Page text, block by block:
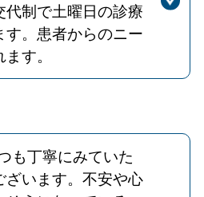
制で土曜日の診療
す。患者からのニー
す。
推進している医師の働き
て、当院として国の方針
が健康に働き続けること
を整備していくことが、
ていただく患者さんに対
ていただく医療の質や安
も丁寧にみていた
ざいます。不安や心